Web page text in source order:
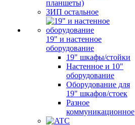
планшеты)
ЗИП остальное
19" и настенное
оборудование
19" шкафы/стойки
Настенное и 10"
оборудование
Оборудование для
19" шкафов/стоек
Разное
коммуникационное